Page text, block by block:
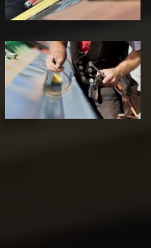
Travaux de
zinguerie 39
Jura